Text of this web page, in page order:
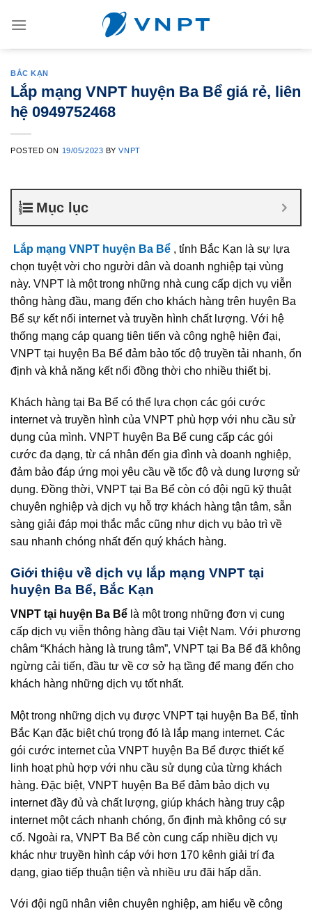
BẮC KẠN
Lắp mạng VNPT huyện Ba Bể giá rẻ, liên
hệ 0949752468
POSTED ON 19/05/2023 BYVNPT
Mục lục
Lắp mạng VNPT huyện Ba Bể , tỉnh Bắc Kạn là sự lựa
chọn tuyệt vời cho người dân và doanh nghiệp tại vùng
này. VNPT là một trong những nhà cung cấp dịch vụ viễn
thông hàng đầu, mang đến cho khách hàng trên huyện Ba
Bể sự kết nối internet và truyền hình chất lượng. Với hệ
thống mạng cáp quang tiên tiến và công nghệ hiện đại,
VNPT tại huyện Ba Bể đảm bảo tốc độ truyền tải nhanh, ổn
định và khả năng kết nối đồng thời cho nhiều thiết bị.
Khách hàng tại Ba Bể có thể lựa chọn các gói cước
internet và truyền hình của VNPT phù hợp với nhu cầu sử
dụng của mình. VNPT huyện Ba Bể cung cấp các gói
cước đa dạng, từ cá nhân đến gia đình và doanh nghiệp,
đảm bảo đáp ứng mọi yêu cầu về tốc độ và dung lượng sử
dụng. Đồng thời, VNPT tại Ba Bể còn có đội ngũ kỹ thuật
chuyên nghiệp và dịch vụ hỗ trợ khách hàng tận tâm, sẵn
sàng giải đáp mọi thắc mắc cũng như dịch vụ bảo trì về
sau nhanh chóng nhất đến quý khách hàng.
Giới thiệu về dịch vụ lắp mạng VNPT tại
huyện Ba Bể, Bắc Kạn
VNPT tại huyện Ba Bể là một trong những đơn vị cung
cấp dịch vụ viễn thông hàng đầu tại Việt Nam. Với phương
châm “Khách hàng là trung tâm”, VNPT tại Ba Bể đã không
ngừng cải tiến, đầu tư về cơ sở hạ tầng để mang đến cho
khách hàng những dịch vụ tốt nhất.
Một trong những dịch vụ được VNPT tại huyện Ba Bể, tỉnh
Bắc Kạn đặc biệt chú trọng đó là lắp mạng internet. Các
gói cước internet của VNPT huyện Ba Bể được thiết kế
linh hoạt phù hợp với nhu cầu sử dụng của từng khách
hàng. Đặc biệt, VNPT huyện Ba Bể đảm bảo dịch vụ
internet đầy đủ và chất lượng, giúp khách hàng truy cập
internet một cách nhanh chóng, ổn định mà không có sự
cố. Ngoài ra, VNPT Ba Bể còn cung cấp nhiều dịch vụ
khác như truyền hình cáp với hơn 170 kênh giải trí đa
dạng, giao tiếp thuận tiện và nhiều ưu đãi hấp dẫn.
Với đội ngũ nhân viên chuyên nghiệp, am hiểu về công